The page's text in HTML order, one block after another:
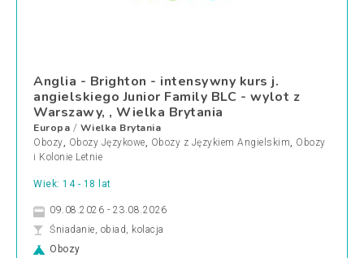
Anglia - Brighton - intensywny kurs j.
angielskiego Junior Family BLC - wylot z
Warszawy, , Wielka Brytania
Europa / Wielka Brytania
Obozy, Obozy Językowe, Obozy z Językiem Angielskim, Obozy
i Kolonie Letnie
Wiek: 14 - 18 lat
09.08.2026 - 23.08.2026
Śniadanie, obiad, kolacja
Obozy